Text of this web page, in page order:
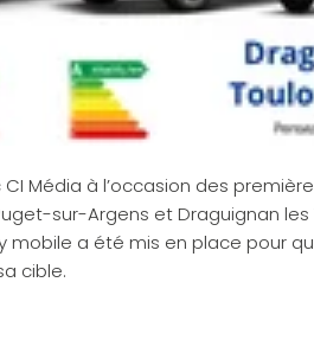
CI Média à l’occasion des
sur-Argens et Draguignan
a été mis en place pour
cible.